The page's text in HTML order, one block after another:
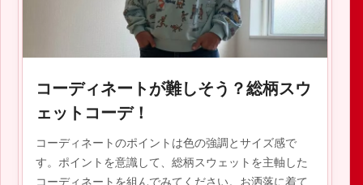
2020.02.02
コーディネートが難しそう？総柄スウ
ェットコーデ！
コーディネートのポイントは色の強調とサイズ感で
す。ポイントを意識して、総柄スウェットを主軸した
コーディネートを組んでみてください。お洒落に着て